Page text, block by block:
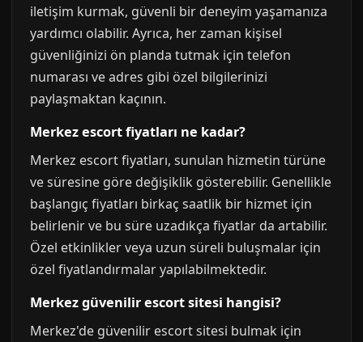
iletişim kurmak, güvenli bir deneyim yaşamanıza
yardımcı olabilir. Ayrıca, her zaman kişisel
güvenliğinizi ön planda tutmak için telefon
numarası ve adres gibi özel bilgilerinizi
paylaşmaktan kaçının.
Merkez escort fiyatları ne kadar?
Merkez escort fiyatları, sunulan hizmetin türüne
ve süresine göre değişiklik gösterebilir. Genellikle
başlangıç fiyatları birkaç saatlik bir hizmet için
belirlenir ve bu süre uzadıkça fiyatlar da artabilir.
Özel etkinlikler veya uzun süreli buluşmalar için
özel fiyatlandırmalar yapılabilmektedir.
Merkez güvenilir escort sitesi hangisi?
Merkez'de güvenilir escort sitesi bulmak için